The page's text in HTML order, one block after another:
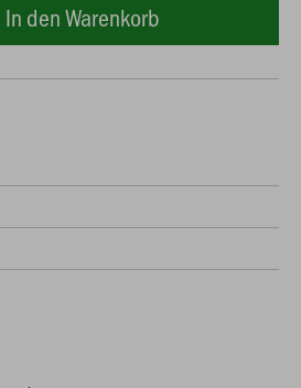
In den Warenkorb